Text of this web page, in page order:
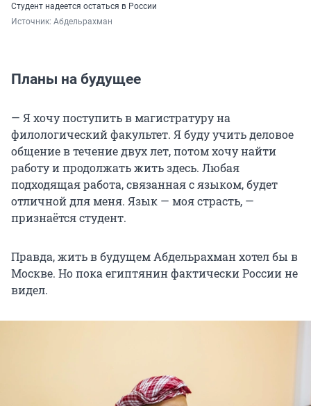
Студент надеется остаться в России
Источник: Абдельрахман
Планы на будущее
— Я хочу поступить в магистратуру на
филологический факультет. Я буду учить деловое
общение в течение двух лет, потом хочу найти
работу и продолжать жить здесь. Любая
подходящая работа, связанная с языком, будет
отличной для меня. Язык — моя страсть, —
признаётся студент.
Правда, жить в будущем Абдельрахман хотел бы в
Москве. Но пока египтянин фактически России не
видел.